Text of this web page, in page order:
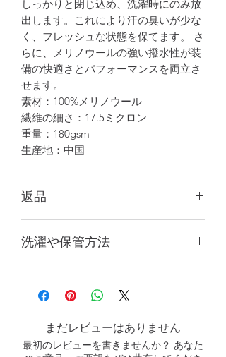
しっかりと閉じ込め、洗濯時にのみ放
出します。これにより汗の臭いが少な
く、フレッシュな状態を保てます。 さ
らに、メリノウールの強い撥水性が装
備の快適さとパフォーマンスを両立さ
せます。
素材：100%メリノウール
繊維の細さ：17.5ミクロン
重量：180gsm
生産地：中国
返品
の画面設定により若干異なる場合があ
洗濯や保管方法
色と淡色の衣類を分けて洗濯してく
ださい。
長時間の浸け置きは避けてくださ
い。
まだレビューはありません
最初のレビューを書きませんか？ あなた